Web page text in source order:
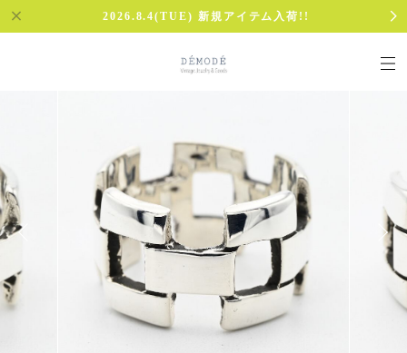
2026.8.4(TUE) 新規アイテム入荷!!